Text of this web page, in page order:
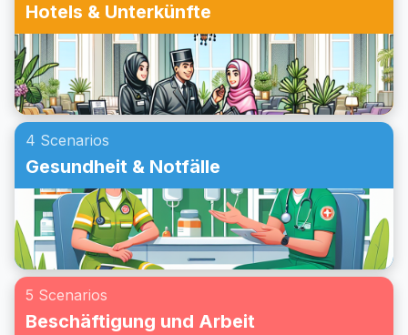
Hotels & Unterkünfte
4 Scenarios
Gesundheit & Notfälle
5 Scenarios
Beschäftigung und Arbeit